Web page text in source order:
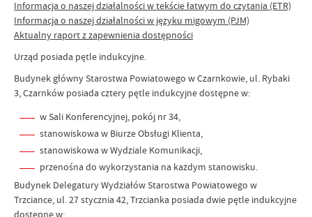
Informacja o naszej działalności w tekście łatwym do czytania (ETR)
Informacja o naszej działalności w języku migowym (PJM)
Aktualny raport z zapewnienia dostępności
Urząd posiada pętle indukcyjne.
Budynek główny Starostwa Powiatowego w Czarnkowie, ul. Rybaki
3, Czarnków posiada cztery pętle indukcyjne dostępne w:
w Sali Konferencyjnej, pokój nr 34,
stanowiskowa w Biurze Obsługi Klienta,
stanowiskowa w Wydziale Komunikacji,
przenośna do wykorzystania na każdym stanowisku.
Budynek Delegatury Wydziałów Starostwa Powiatowego w
Trzciance, ul. 27 stycznia 42, Trzcianka posiada dwie pętle indukcyjne
dostępne w: